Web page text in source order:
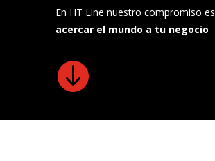
En HT Line nuestro compromiso es
acercar el mundo a tu negocio
